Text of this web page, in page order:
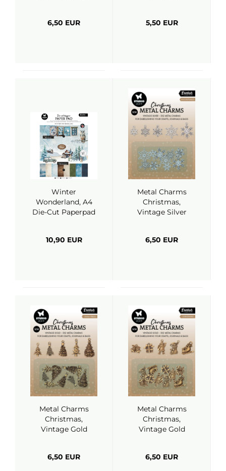
6,50 EUR 5,50 EUR
Winter
Wonderland, A4
Die-Cut Paperpad
10,90 EUR
Metal Charms
Christmas,
Vintage Silver
6,50 EUR
Metal Charms
Christmas,
Vintage Gold
6,50 EUR
Metal Charms
Christmas,
Vintage Gold
Studiolight
6,50 EUR